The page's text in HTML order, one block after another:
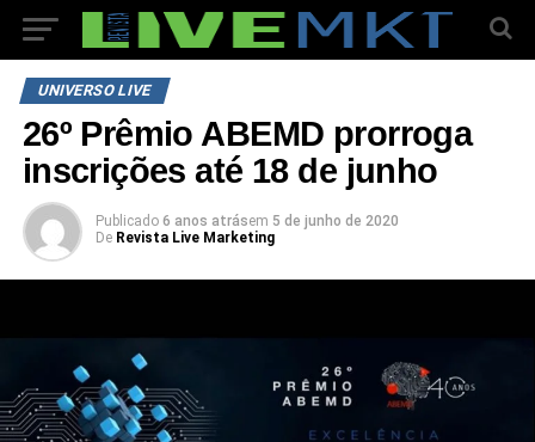
UNIVERSO LIVE
26º Prêmio ABEMD prorroga
inscrições até 18 de junho
Publicado 6 anos atrásem 5 de junho de 2020
De Revista Live Marketing